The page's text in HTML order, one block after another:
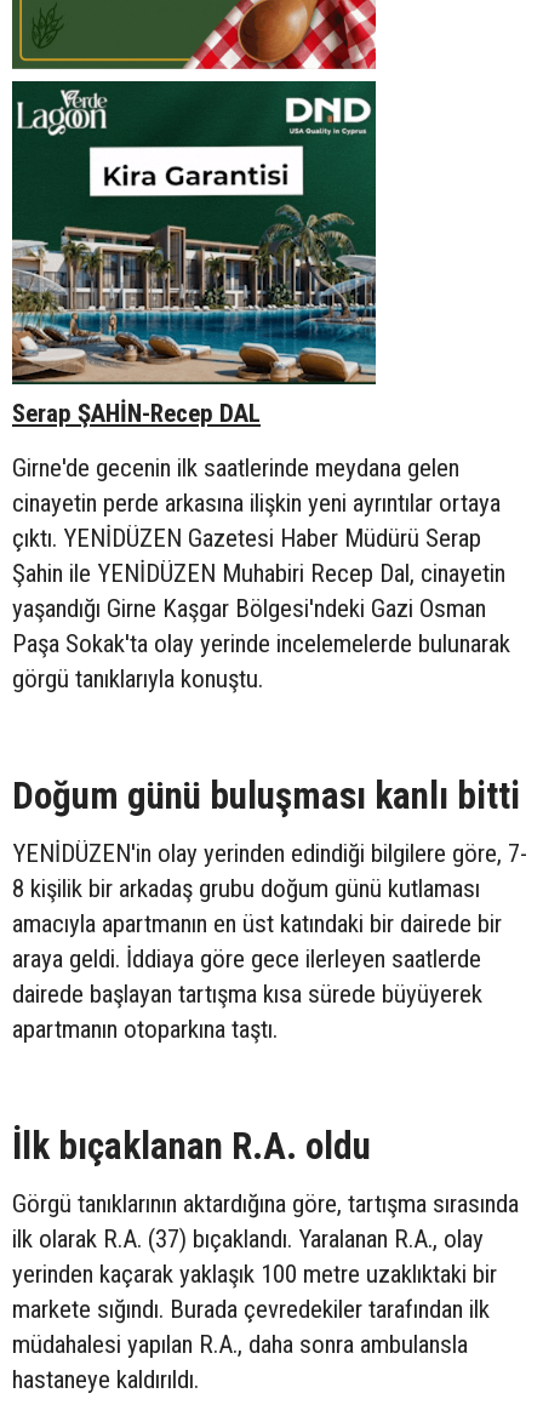
Serap ŞAHİN-Recep DAL
Girne'de gecenin ilk saatlerinde meydana gelen
cinayetin perde arkasına ilişkin yeni ayrıntılar ortaya
çıktı. YENİDÜZEN Gazetesi Haber Müdürü Serap
Şahin ile YENİDÜZEN Muhabiri Recep Dal, cinayetin
yaşandığı Girne Kaşgar Bölgesi'ndeki Gazi Osman
Paşa Sokak'ta olay yerinde incelemelerde bulunarak
görgü tanıklarıyla konuştu.
Doğum günü buluşması kanlı bitti
YENİDÜZEN'in olay yerinden edindiği bilgilere göre, 7-
8 kişilik bir arkadaş grubu doğum günü kutlaması
amacıyla apartmanın en üst katındaki bir dairede bir
araya geldi. İddiaya göre gece ilerleyen saatlerde
dairede başlayan tartışma kısa sürede büyüyerek
apartmanın otoparkına taştı.
İlk bıçaklanan R.A. oldu
Görgü tanıklarının aktardığına göre, tartışma sırasında
ilk olarak R.A. (37) bıçaklandı. Yaralanan R.A., olay
yerinden kaçarak yaklaşık 100 metre uzaklıktaki bir
markete sığındı. Burada çevredekiler tarafından ilk
müdahalesi yapılan R.A., daha sonra ambulansla
hastaneye kaldırıldı.